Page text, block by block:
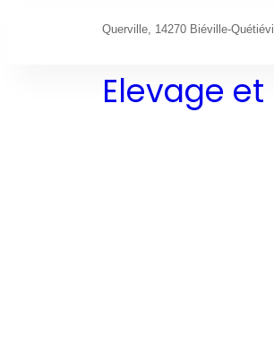
Querville, 14270 Biéville-
Elevage et